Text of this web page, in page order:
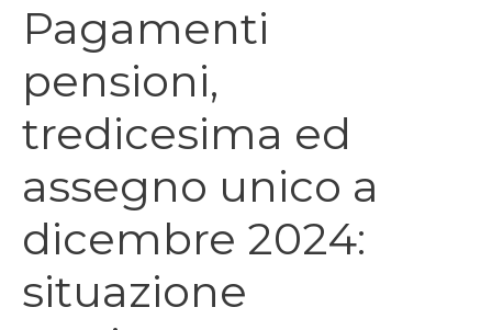
Pagamenti
pensioni,
tredicesima ed
assegno unico a
dicembre 2024:
situazione